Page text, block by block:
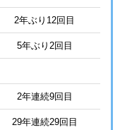
2年ぶり12回目
5年ぶり2回目
2年連続9回目
29年連続29回目